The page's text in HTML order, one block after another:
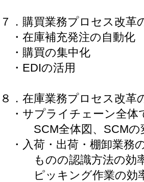
７．購買業務プロセス改革
・在庫補充発注の自動化
・購買の集中化
・EDIの活用
８．在庫業務プロセス改革
・サプライチェーン全体
SCM全体図、SCMの
・入荷・出荷・棚卸業務
ものの認識方法の効
ピッキング作業の効